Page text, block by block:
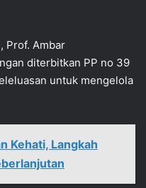
Prof. Ambar
diterbitkan PP no 39
untuk mengelola
Kehati, Langkah